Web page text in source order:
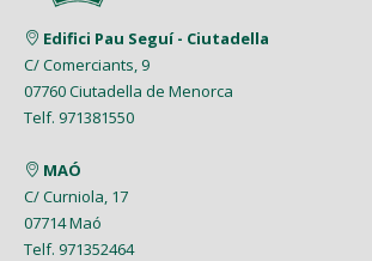
Febrero (4)
Enero (9)
Febrero (7)
Enero (1)
Marzo (5)
Febrero (1)
Enero (2)
Mayo (7)
Abril (4)
Febrero (6)
Enero (2)
Edifici Pau Seguí - Ciutadella
C/ Comerciants, 9
07760 Ciutadella de Menorca
Telf. 971381550
MAÓ
C/ Curniola, 17
07714 Maó
Telf. 971352464